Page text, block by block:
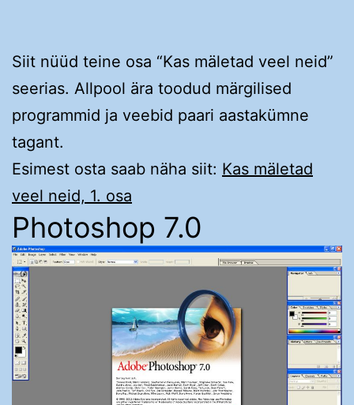
Siit nüüd teine osa “Kas mäletad veel neid”
seerias. Allpool ära toodud märgilised
programmid ja veebid paari aastakümne
tagant.
Esimest osta saab näha siit: Kas mäletad
veel neid, 1. osa
Photoshop 7.0